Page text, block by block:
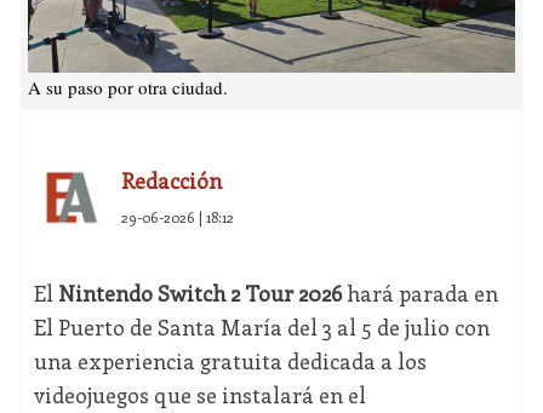
A su paso por otra ciudad.
Redacción
29-06-2026 | 18:12
El Nintendo Switch 2 Tour 2026hará parada en
El Puerto de Santa María del 3 al 5 de julio con
una experiencia gratuita dedicada a los
videojuegos que se instalará en el